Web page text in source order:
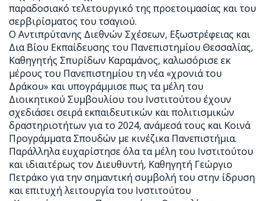
παραδοσιακό τελετουργικό της προετοιμασίας και του
σερβιρίσματος του τσαγιού.
Ο Αντιπρύτανης Διεθνών Σχέσεων, Εξωστρέφειας και
Δια Βίου Εκπαίδευσης του Πανεπιστημίου Θεσσαλίας,
Καθηγητής Σπυρίδων Καραμάνος, καλωσόρισε εκ
μέρους του Πανεπιστημίου τη νέα «χρονιά του
Δράκου» και υπογράμμισε πως τα μέλη του
Διοικητικού Συμβουλίου του Ινστιτούτου έχουν
σχεδιάσει σειρά εκπαιδευτικών και πολιτισμικών
δραστηριοτήτων για το 2024, ανάμεσά τους και Κοινά
Προγράμματα Σπουδών με κινέζικα Πανεπιστήμια.
Παράλληλα ευχαρίστησε όλα τα μέλη του Ινστιτούτου
και ιδιαιτέρως τον Διευθυντή, Καθηγητή Γεώργιο
Πετράκο για την σημαντική συμβολή του στην ίδρυση
και επιτυχή λειτουργία του Ινστιτούτου